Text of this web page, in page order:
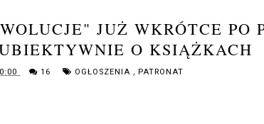
JUŻ WKRÓTCE PO
O KSIĄŻKACH
16 OGŁOSZENIA , PATRONAT